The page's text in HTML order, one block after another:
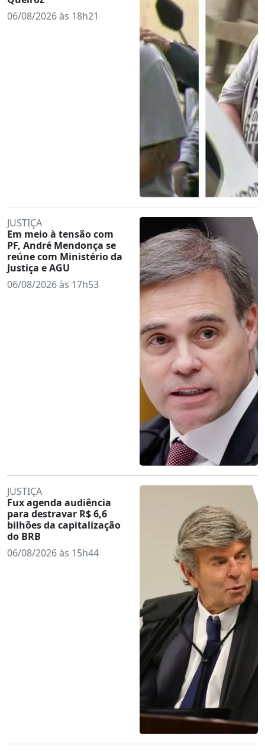
06/08/2026 às 18h21
JUSTIÇA
Em meio à tensão com
PF, André Mendonça se
reúne com Ministério da
Justiça e AGU
06/08/2026 às 17h53
JUSTIÇA
Fux agenda audiência
para destravar R$ 6,6
bilhões da capitalização
do BRB
06/08/2026 às 15h44